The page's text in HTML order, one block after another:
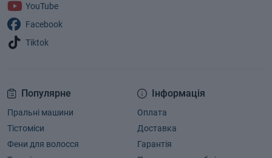
Популярне
Пральні машини
Тістоміси
Фени для волосся
Інформація
Оплата
Доставка
Гарантія
YouTube
Facebook
Tiktok